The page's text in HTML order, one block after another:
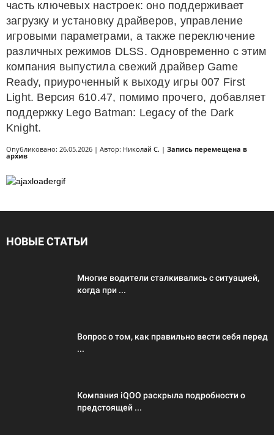
часть ключевых настроек: оно поддерживает
загрузку и установку драйверов, управление
игровыми параметрами, а также переключение
различных режимов DLSS. Одновременно с этим
компания выпустила свежий драйвер Game
Ready, приуроченный к выходу игры 007 First
Light. Версия 610.47, помимо прочего, добавляет
поддержку Lego Batman: Legacy of the Dark
Knight.
Опубликовано: 26.05.2026 | Автор: Николай С. | Запись перемещена в
архив
НОВЫЕ СТАТЬИ
Многие водители сталкивались с ситуацией,
когда при ...
Вопрос о том, как правильно вести себя перед
...
Компания iQOO раскрыла подробности о
предстоящей ...